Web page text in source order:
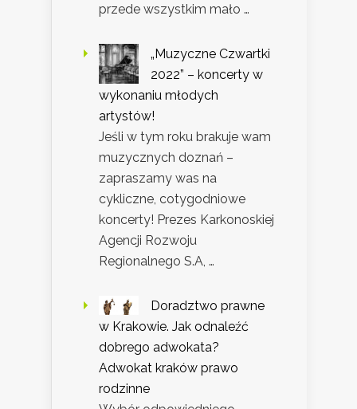
przede wszystkim mało …
„Muzyczne Czwartki
2022” – koncerty w
wykonaniu młodych
artystów!
Jeśli w tym roku brakuje wam
muzycznych doznań –
zapraszamy was na
cykliczne, cotygodniowe
koncerty! Prezes Karkonoskiej
Agencji Rozwoju
Regionalnego S.A, …
Doradztwo prawne
w Krakowie. Jak odnaleźć
dobrego adwokata?
Adwokat kraków prawo
rodzinne